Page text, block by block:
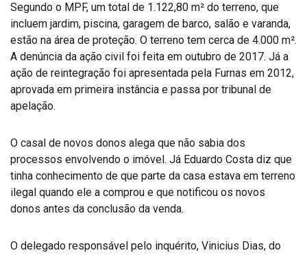
Segundo o MPF, um total de 1.122,80 m² do terreno, que
incluem jardim, piscina, garagem de barco, salão e varanda,
estão na área de proteção. O terreno tem cerca de 4.000 m².
A denúncia da ação civil foi feita em outubro de 2017. Já a
ação de reintegração foi apresentada pela Furnas em 2012,
aprovada em primeira instância e passa por tribunal de
apelação.
O casal de novos donos alega que não sabia dos
processos envolvendo o imóvel. Já Eduardo Costa diz que
tinha conhecimento de que parte da casa estava em terreno
ilegal quando ele a comprou e que notificou os novos
donos antes da conclusão da venda.
O delegado responsável pelo inquérito, Vinicius Dias, do